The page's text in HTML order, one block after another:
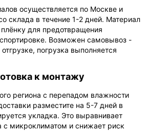
осуществляется по Москве и
склада в течение 1-2 дней. Материал
для предотвращения
Возможен самовывоз -
погрузка выполняется
к монтажу
региона с перепадом влажности
разместите на 5-7 дней в
укладка. Это выравнивает
с микроклиматом и снижает риск